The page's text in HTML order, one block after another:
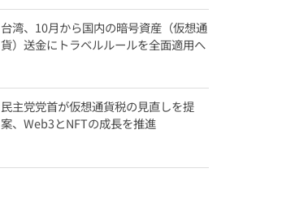
台湾、10月から国内の暗号資産（仮想通
貨）送金にトラベルルールを全面適用へ
民主党党首が仮想通貨税の見直しを提
案、Web3とNFTの成長を推進